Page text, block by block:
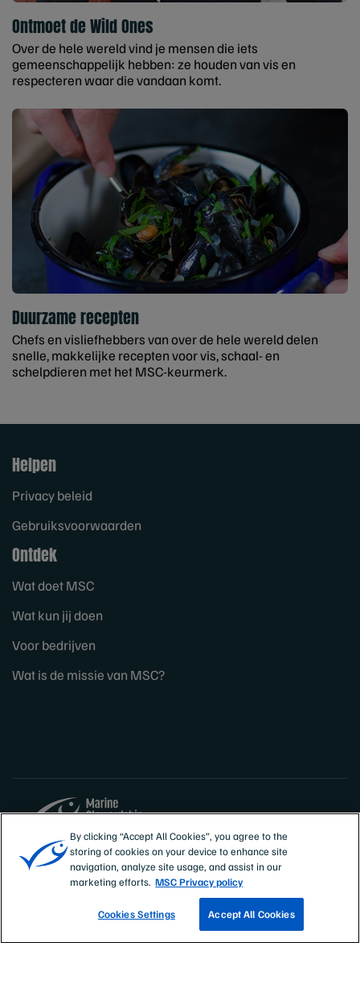
Ontmoet de Wild Ones
Over de hele wereld vind je mensen die iets
gemeenschappelijk hebben: ze houden van vis en
respecteren waar die vandaan komt.
Duurzame recepten
Chefs en visliefhebbers van over de hele wereld delen
snelle, makkelijke recepten voor vis, schaal- en
schelpdieren met het MSC-keurmerk.
Helpen
Privacy beleid
Gebruiksvoorwaarden
Ontdek
Wat doet MSC
Wat kun jij doen
Voor bedrijven
Wat is de missie van MSC?
Sites
Nederland
By clicking “Accept All Cookies”, you agree to the
storing of cookies on your device to enhance site
navigation, analyze site usage, and assist in our
marketing efforts. MSC Privacy policy
Cookies Settings Accept All Cookies